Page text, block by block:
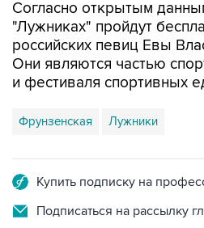
российских певиц Евы
Они являются частью
и фестиваля спортивных
Фрунзенская Лужники
Подписаться на рассылку
Получать оперативные